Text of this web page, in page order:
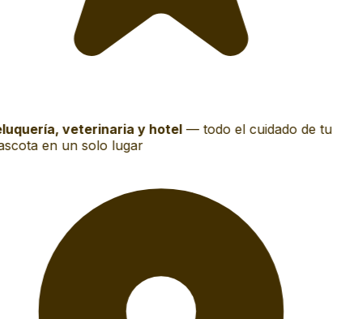
veterinaria y hotel— todo el cuidado de tu
en un solo lugar